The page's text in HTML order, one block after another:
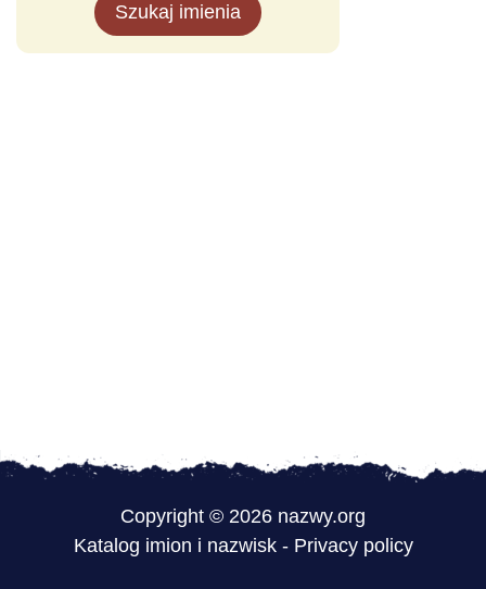
Szukaj imienia
Copyright © 2026 nazwy.org
Katalog imion i nazwisk- Privacy policy